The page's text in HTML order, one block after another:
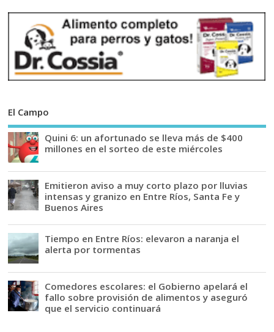
El Campo
Quini 6: un afortunado se lleva más de $400
millones en el sorteo de este miércoles
Emitieron aviso a muy corto plazo por lluvias
intensas y granizo en Entre Ríos, Santa Fe y
Buenos Aires
Tiempo en Entre Ríos: elevaron a naranja el
alerta por tormentas
Comedores escolares: el Gobierno apelará el
fallo sobre provisión de alimentos y aseguró
que el servicio continuará